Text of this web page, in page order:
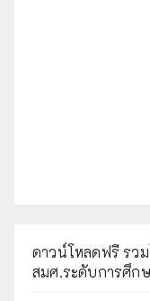
ดาวน์โหลดฟรี รวม
สมศ.ระดับการศึก